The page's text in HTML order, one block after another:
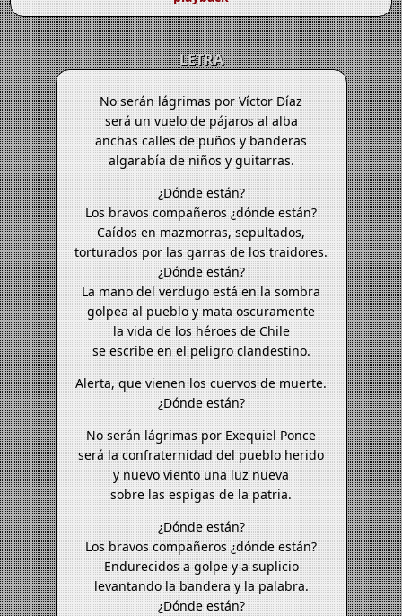
LETRA
No serán lágrimas por Víctor Díaz
será un vuelo de pájaros al alba
anchas calles de puños y banderas
algarabía de niños y guitarras.
¿Dónde están?
Los bravos compañeros ¿dónde están?
Caídos en mazmorras, sepultados,
torturados por las garras de los traidores.
¿Dónde están?
La mano del verdugo está en la sombra
golpea al pueblo y mata oscuramente
la vida de los héroes de Chile
se escribe en el peligro clandestino.
Alerta, que vienen los cuervos de muerte.
¿Dónde están?
No serán lágrimas por Exequiel Ponce
será la confraternidad del pueblo herido
y nuevo viento una luz nueva
sobre las espigas de la patria.
¿Dónde están?
Los bravos compañeros ¿dónde están?
Endurecidos a golpe y a suplicio
levantando la bandera y la palabra.
¿Dónde están?